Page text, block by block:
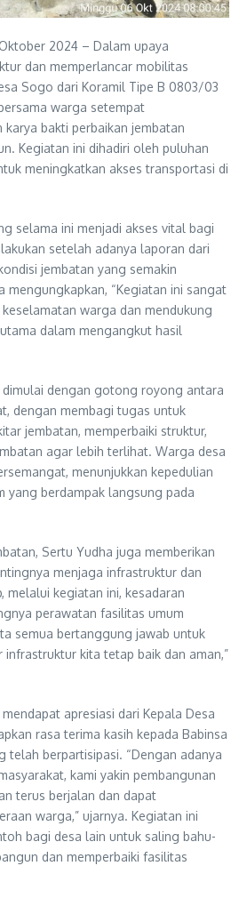
2024 – Dalam upaya
dan memperlancar mobilitas
Sogo dari Koramil Tipe B 0803/03
warga setempat
bakti perbaikan jembatan
Kegiatan ini dihadiri oleh puluhan
meningkatkan akses transportasi di
selama ini menjadi akses vital bagi
setelah adanya laporan dari
jembatan yang semakin
mengungkapkan, “Kegiatan ini sangat
warga dan mendukung
dalam mengangkut hasil
dimulai dengan gotong royong antara
dengan membagi tugas untuk
jembatan, memperbaiki struktur,
agar lebih terlihat. Warga desa
menunjukkan kepedulian
yang berdampak langsung pada
Sertu Yudha juga memberikan
menjaga infrastruktur dan
melalui kegiatan ini, kesadaran
perawatan fasilitas umum
semua bertanggung jawab untuk
infrastruktur kita tetap baik dan aman,”
apresiasi dari Kepala Desa
rasa terima kasih kepada Babinsa
telah berpartisipasi. “Dengan adanya
kami yakin pembangunan
terus berjalan dan dapat
warga,” ujarnya. Kegiatan ini
bagi desa lain untuk saling bahu-
dan memperbaiki fasilitas